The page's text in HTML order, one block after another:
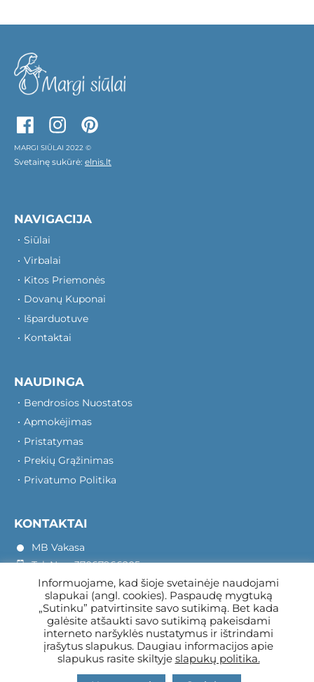
MARGI SIŪLAI 2022 ©
Svetainę sukūrė: elnis.lt
NAVIGACIJA
Siūlai
Virbalai
Kitos Priemonės
Dovanų Kuponai
Išparduotuve
Kontaktai
NAUDINGA
Bendrosios Nuostatos
Apmokėjimas
Pristatymas
Prekių Grąžinimas
Privatumo Politika
KONTAKTAI
MB Vakasa
Tel. Nr.: +37067966205
Rotušės A. 16, Kretinga 97140
Informuojame, kad šioje svetainėje naudojami
slapukai (angl. cookies). Paspaudę mygtuką
„Sutinku” patvirtinsite savo sutikimą. Bet kada
galėsite atšaukti savo sutikimą pakeisdami
interneto naršyklės nustatymus ir ištrindami
įrašytus slapukus. Daugiau informacijos apie
slapukus rasite skiltyje slapukų politika.